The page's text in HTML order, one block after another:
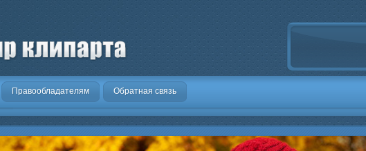
Правообладателям Обратная связь